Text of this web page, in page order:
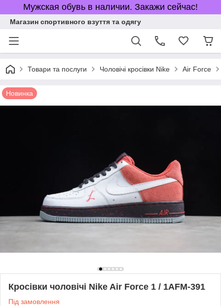
Мужская обувь в наличии. Закажи сейчас!
Магазин спортивного взуття та одягу
Товари та послуги Чоловічі кросівки Nike Air Force
Новинка
Кросівки чоловічі Nike Air Force 1 / 1AFM-391
Під замовлення